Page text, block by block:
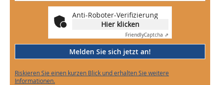
Anti-Roboter-Verifizierung
Hier klicken
FriendlyCaptcha ⇗
Melden Sie sich jetzt an!
Riskieren Sie einen kurzen Blick und erhalten Sie weitere
Informationen.